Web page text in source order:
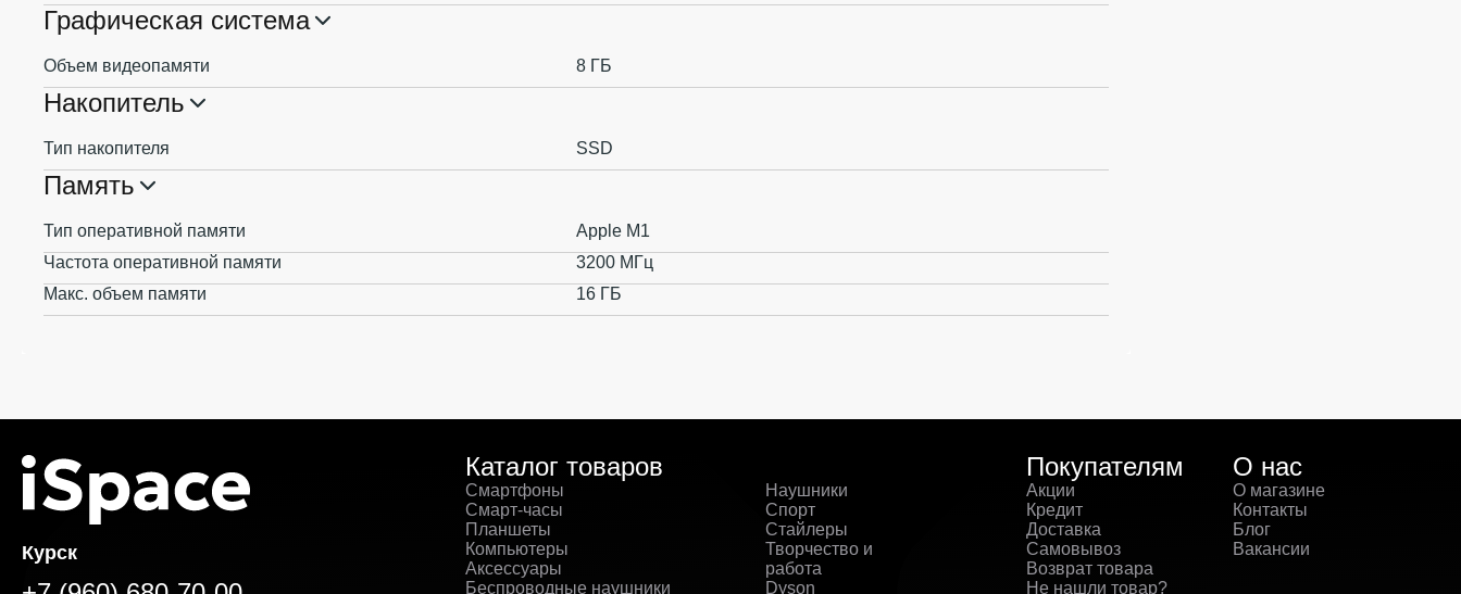
Графическая система
Объем видеопамяти 8 ГБ
Накопитель
Тип накопителя SSD
Память
Тип оперативной памяти
Apple M1
Частота оперативной памяти
3200 МГц
Макс. объем памяти
16 ГБ
Курск
Каталог товаров
Смартфоны
Смарт-часы
Планшеты
Компьютеры
Аксессуары
Беспроводные наушники
Наушники
Спорт
Стайлеры
Творчество и
работа
Dyson
Покупателям
Акции
Кредит
Доставка
Самовывоз
Возврат товара
Не нашли товар?
О нас
О магазине
Контакты
Блог
Вакансии